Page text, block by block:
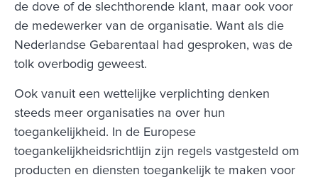
de dove of de slechthorende klant, maar ook voor
de medewerker van de organisatie. Want als die
Nederlandse Gebarentaal had gesproken, was de
tolk overbodig geweest.
Ook vanuit een wettelijke verplichting denken
steeds meer organisaties na over hun
toegankelijkheid. In de Europese
toegankelijkheidsrichtlijn zijn regels vastgesteld om
producten en diensten toegankelijk te maken voor